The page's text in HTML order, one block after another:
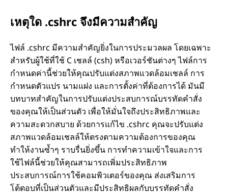
เหตุใด .cshrc จึงมีความสำคัญ
ไฟล์ .cshrc มีความสำคัญยิ่งในการประมวลผล โดยเฉพาะ
สำหรับผู้ใช้ที่ใช้ C เชลล์ (csh) หรือเวอร์ชันต่างๆ ไฟล์การ
กำหนดค่านี้ช่วยให้คุณปรับแต่งสภาพแวดล้อมเชลล์ การ
กำหนดตัวแปร นามแฝง และการตั้งค่าที่ต้องการได้ มันมี
บทบาทสำคัญในการปรับแต่งประสบการณ์บรรทัดคำสั่ง
ของคุณให้เป็นส่วนตัว เพื่อให้มั่นใจถึงประสิทธิภาพและ
ความสะดวกสบาย ด้วยการแก้ไข .cshrc คุณจะปรับแต่ง
สภาพแวดล้อมเชลล์ให้ตรงตามความต้องการของคุณ
ทำให้งานซ้ำๆ ราบรื่นยิ่งขึ้น การทำความเข้าใจและการ
ใช้ไฟล์นี้ช่วยให้คุณสามารถเพิ่มประสิทธิภาพ
ประสบการณ์การใช้คอมพิวเตอร์ของคุณ ส่งเสริมการ
โต้ตอบที่เป็นส่วนตัวและมีประสิทธิผลกับบรรทัดคำสั่ง